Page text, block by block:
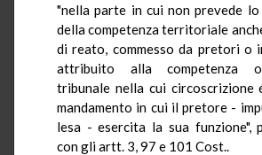
"nella parte in cui non prevede lo
della competenza territoriale
di reato, commesso da pretori o
attribuito alla competenza
tribunale nella cui circoscrizione
mandamento in cui il pretore -
lesa - esercita la sua funzione",
con gli artt. 3, 97 e 101 Cost..